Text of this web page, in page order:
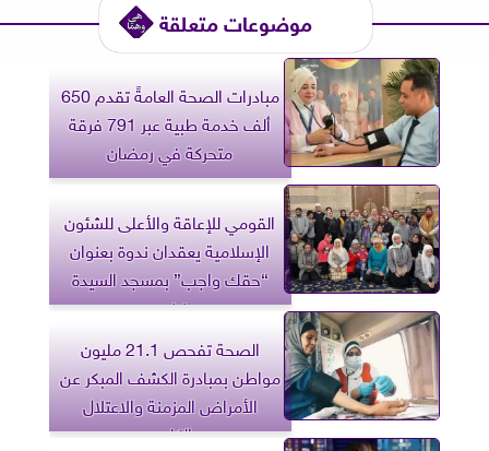
موضوعات متعلقة
مبادرات الصحة العامةً تقدم 650
ألف خدمة طبية عبر 791 فرقة
متحركة في رمضان
القومي للإعاقة والأعلى للشئون
الإسلامية يعقدان ندوة بعنوان
“حقك واجب” بمسجد السيدة
زينب
الصحة تفحص 21.1 مليون
مواطن بمبادرة الكشف المبكر عن
الأمراض المزمنة والاعتلال
الكلوي